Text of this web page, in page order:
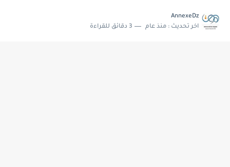
AnnexeDz
اخر تحديث : منذ عام 3 دقائق للقراءة